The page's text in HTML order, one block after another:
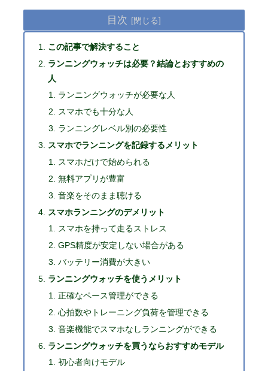
目次
この記事で解決すること
ランニングウォッチは必要？結論とおすすめの
人
ランニングウォッチが必要な人
スマホでも十分な人
ランニングレベル別の必要性
スマホでランニングを記録するメリット
スマホだけで始められる
無料アプリが豊富
音楽をそのまま聴ける
スマホランニングのデメリット
スマホを持って走るストレス
GPS精度が安定しない場合がある
バッテリー消費が大きい
ランニングウォッチを使うメリット
正確なペース管理ができる
心拍数やトレーニング負荷を管理できる
音楽機能でスマホなしランニングができる
ランニングウォッチを買うならおすすめモデル
初心者向けモデル